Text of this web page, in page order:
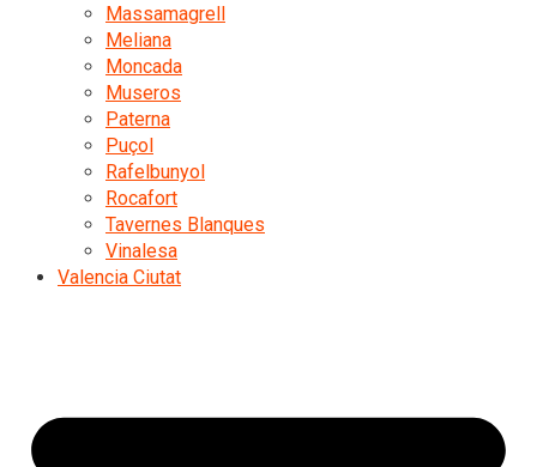
Massamagrell
Meliana
Moncada
Museros
Paterna
Puçol
Rafelbunyol
Rocafort
Tavernes Blanques
Vinalesa
Valencia Ciutat